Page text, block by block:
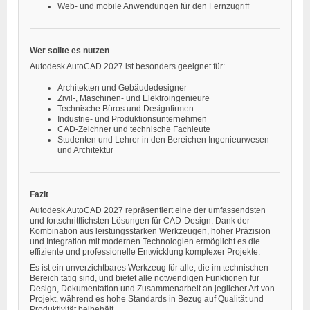
Web- und mobile Anwendungen für den Fernzugriff
Wer sollte es nutzen
Autodesk AutoCAD 2027 ist besonders geeignet für:
Architekten und Gebäudedesigner
Zivil-, Maschinen- und Elektroingenieure
Technische Büros und Designfirmen
Industrie- und Produktionsunternehmen
CAD-Zeichner und technische Fachleute
Studenten und Lehrer in den Bereichen Ingenieurwesen
und Architektur
Fazit
Autodesk AutoCAD 2027 repräsentiert eine der umfassendsten
und fortschrittlichsten Lösungen für CAD-Design. Dank der
Kombination aus leistungsstarken Werkzeugen, hoher Präzision
und Integration mit modernen Technologien ermöglicht es die
effiziente und professionelle Entwicklung komplexer Projekte.
Es ist ein unverzichtbares Werkzeug für alle, die im technischen
Bereich tätig sind, und bietet alle notwendigen Funktionen für
Design, Dokumentation und Zusammenarbeit an jeglicher Art von
Projekt, während es hohe Standards in Bezug auf Qualität und